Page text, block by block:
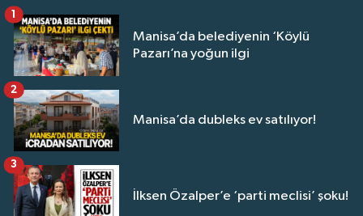
Manisa’da belediyenin ‘Köylü
Pazarı’na yoğun ilgi
1
Manisa’da dubleks ev satılıyor!
2
İlksen Özalper’e ‘parti meclisi’ şoku!
3